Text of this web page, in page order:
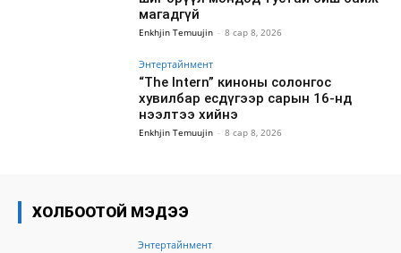
магадгүй
Enkhjin Temuujin - 8 сар 8, 2026
Энтертайнмент
“The Intern” киноны солонгос
хувилбар есдүгээр сарын 16-нд
нээлтээ хийнэ
Enkhjin Temuujin - 8 сар 8, 2026
ХОЛБООТОЙ МЭДЭЭ
Энтертайнмент